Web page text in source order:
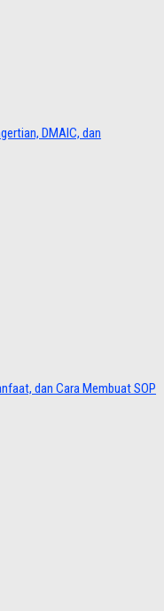
DMAIC, dan
dan Cara Membuat SOP